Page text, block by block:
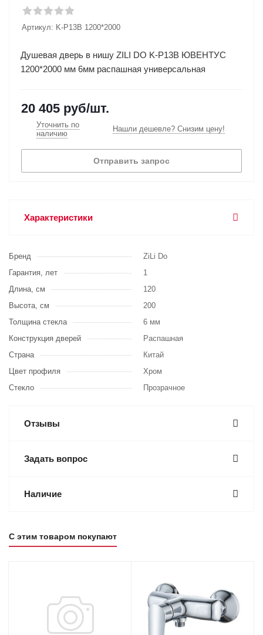
Артикул: K-P13В 1200*2000
Душевая дверь в нишу ZILI DO K-P13В ЮВЕНТУС
1200*2000 мм 6мм распашная универсальная
20 405 руб/шт.
Уточнить по
наличию
Нашли дешевле? Снизим цену!
Отправить запрос
Характеристики
Бренд
ZiLi Do
Гарантия, лет
1
Длина, см
120
Высота, см
200
Толщина стекла
6 мм
Конструкция дверей
Распашная
Страна
Китай
Цвет профиля
Хром
Стекло
Прозрачное
Отзывы
Задать вопрос
Наличие
С этим товаром покупают